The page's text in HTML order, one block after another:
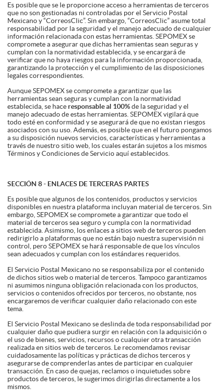
Es posible que se le proporcione acceso a herramientas de terceros
que no son gestionadas ni controladas por el Servicio Postal
Mexicano y “CorreosClic”. Sin embargo, “CorreosClic” asume total
responsabilidad por la seguridad y el manejo adecuado de cualquier
información relacionada con estas herramientas. SEPOMEX se
compromete a asegurar que dichas herramientas sean seguras y
cumplan con la normatividad establecida, y se encargará de
verificar que no haya riesgos para la información proporcionada,
garantizando la protección y el cumplimiento de las disposiciones
legales correspondientes.
Aunque SEPOMEX se compromete a garantizar que las
herramientas sean seguras y cumplan con la normatividad
establecida, se hace responsable al 100%de la seguridad y el
manejo adecuado de estas herramientas. SEPOMEX vigilará que
todo esté en conformidad y se asegurará de que no existan riesgos
asociados con su uso. Además, es posible que en el futuro pongamos
a su disposición nuevos servicios, características y herramientas a
través de nuestro sitio web, los cuales estarán sujetos a los mismos
Términos y Condiciones de Servicio aquí establecidos.
SECCIÓN 8 - ENLACES DE TERCERAS PARTES
Es posible que algunos de los contenidos, productos y servicios
disponibles en nuestra plataforma incluyan material de terceros. Sin
embargo, SEPOMEX se compromete a garantizar que todo el
material de terceros sea seguro y cumpla con la normatividad
establecida. Asimismo, los enlaces a sitios web de terceros pueden
redirigirlo a plataformas que no están bajo nuestra supervisión ni
control, pero SEPOMEX se hará responsable de que los vínculos
sean adecuados y cumplan con los estándares requeridos.
El Servicio Postal Mexicano no se responsabiliza por el contenido
de dichos sitios web o material de terceros. Tampoco garantizamos
ni asumimos ninguna obligación relacionada con los productos,
servicios o contenidos ofrecidos por terceros, no obstante, nos
encargaremos de verificar cualquier daño relacionado con este
tema.
El Servicio Postal Mexicano se deslinda de toda responsabilidad por
cualquier daño que pudiera surgir en relación con la adquisición o
el uso de bienes, servicios, recursos o cualquier otra transacción
realizada en sitios web de terceros. Le recomendamos revisar
cuidadosamente las políticas y prácticas de dichos terceros y
asegurarse de comprenderlas antes de participar en cualquier
transacción. En caso de quejas, reclamos o inquietudes sobre
productos de terceros, le sugerimos dirigirlas directamente a los
mismos.